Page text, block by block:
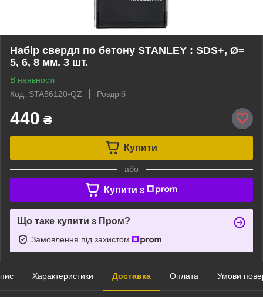
Набір свердл по бетону STANLEY : SDS+, Ø=
5, 6, 8 мм. 3 шт.
В наявності
Код: STA56120-QZ
Роздріб
440 ₴
Купити
або
Купити з
Що таке купити з Пром?
Замовлення під захистом
Характеристики Доставка Оплата Умови